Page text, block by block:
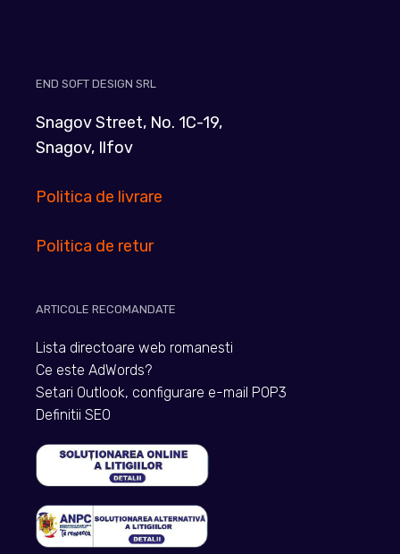
END SOFT DESIGN SRL
Snagov Street, No. 1C-19,
Snagov, Ilfov
Politica de livrare
Politica de retur
ARTICOLE RECOMANDATE
Lista directoare web romanesti
Ce este AdWords?
Setari Outlook, configurare e-mail POP3
Definitii SEO